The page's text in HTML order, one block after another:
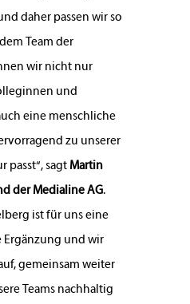
daher passen wir so
Team der
wir nicht nur
und
eine menschliche
zu unserer
passt“, sagt Martin
der Medialine AG.
ist für uns eine
und wir
gemeinsam weiter
Teams nachhaltig